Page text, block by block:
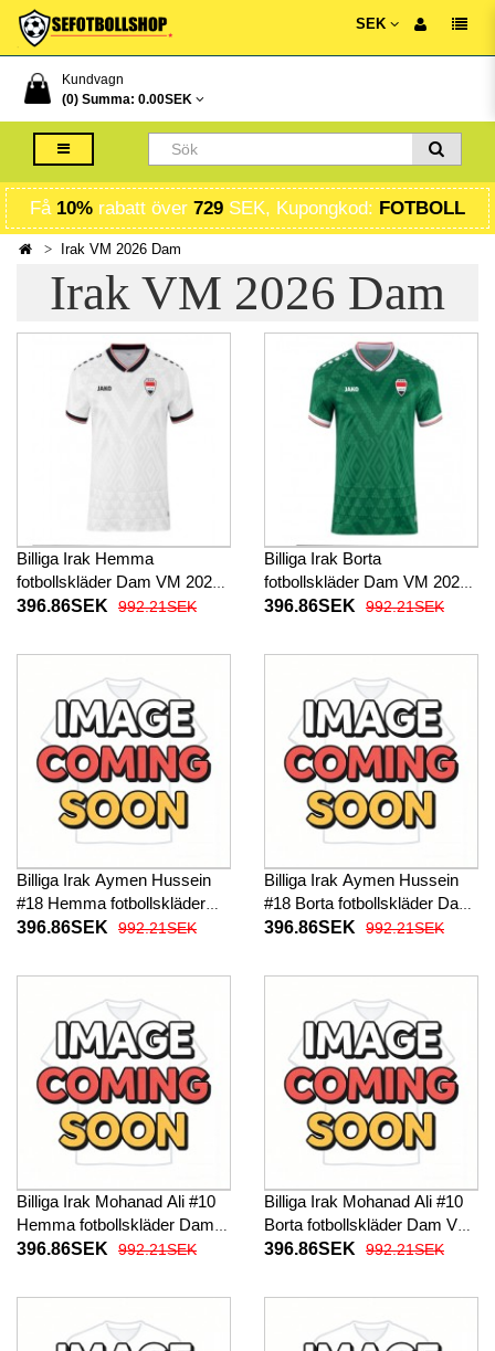
SEK
Kundvagn
(0) Summa: 0.00SEK
Få 10% rabatt över 729 SEK, Kupongkod: FOTBOLL
Irak VM 2026 Dam
Irak VM 2026 Dam
Billiga Irak Hemma
fotbollskläder Dam VM 2026
Kortärmad
396.86SEK 992.21SEK
Billiga Irak Borta
fotbollskläder Dam VM 2026
Kortärmad
396.86SEK 992.21SEK
Billiga Irak Aymen Hussein
#18 Hemma fotbollskläder
Dam VM 2026 Kortärmad
396.86SEK 992.21SEK
Billiga Irak Aymen Hussein
#18 Borta fotbollskläder Dam
VM 2026 Kortärmad
396.86SEK 992.21SEK
Billiga Irak Mohanad Ali #10
Hemma fotbollskläder Dam
VM 2026 Kortärmad
396.86SEK 992.21SEK
Billiga Irak Mohanad Ali #10
Borta fotbollskläder Dam VM
2026 Kortärmad
396.86SEK 992.21SEK